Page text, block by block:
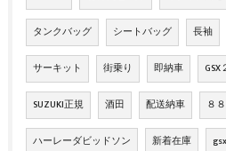
タンクバッグ シートバッグ 長袖
サーキット 街乗り 即納車 GSX
SUZUKI正規 酒田 配送納車 ８
ハーレーダビッドソン 新着在庫